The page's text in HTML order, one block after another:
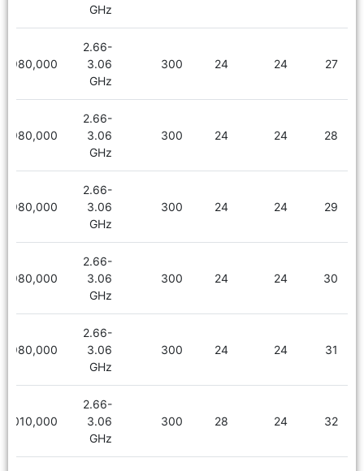
GHz
27
24
24
300
2.66-
3.06
GHz
1,980,000
28
24
24
300
2.66-
3.06
GHz
1,980,000
29
24
24
300
2.66-
3.06
GHz
1,980,000
30
24
24
300
2.66-
3.06
GHz
1,980,000
31
24
24
300
2.66-
3.06
GHz
1,980,000
32
24
28
300
2.66-
3.06
GHz
2,010,000